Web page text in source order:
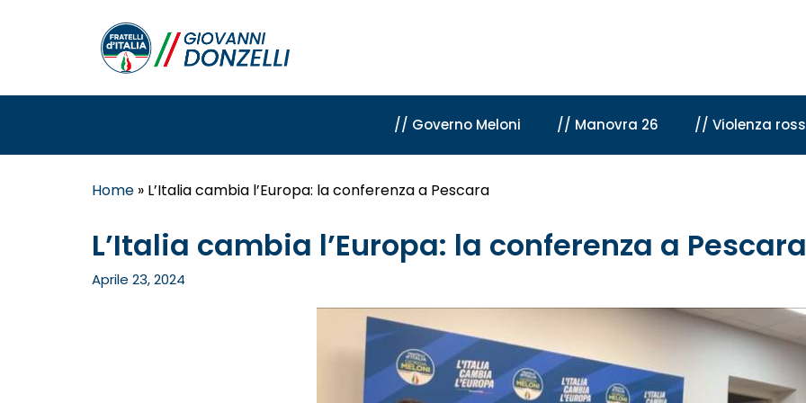
// Governo Meloni // Manovra 26 // Violenza
Home » L’Italia cambia l’Europa: la conferenza a Pescara
L’Italia cambia l’Europa: la conferenza a Pescara
Aprile 23, 2024